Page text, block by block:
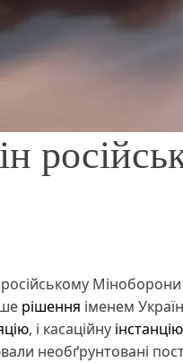
російському
рішення іменем
, і касаційну інстанцію
необґрунтовані